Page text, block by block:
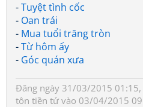
-Tuyệt tình cốc
- Oan trái
- Mua tuổi trăng tròn
-Từ hôm ấy
- Góc quán xưa
Đăng ngày 31/03/2015
tôn tiền tửvào 03/04/2015